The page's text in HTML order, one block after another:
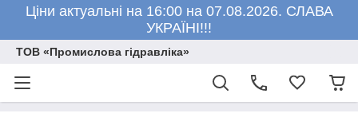
Ціни актуальні на 16:00 на 07.08.2026. СЛАВА
УКРАЇНІ!!!
ТОВ «Промислова гідравліка»